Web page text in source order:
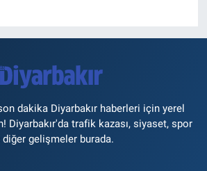
dakika Diyarbakır haberleri için yerel
Diyarbakır'da trafik kazası, siyaset, spor
diğer gelişmeler burada.